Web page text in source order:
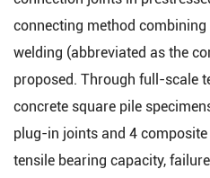
connecting method
welding (abbreviated as the
proposed. Through full-scale
concrete square pile
plug-in joints and 4
tensile bearing capacity,